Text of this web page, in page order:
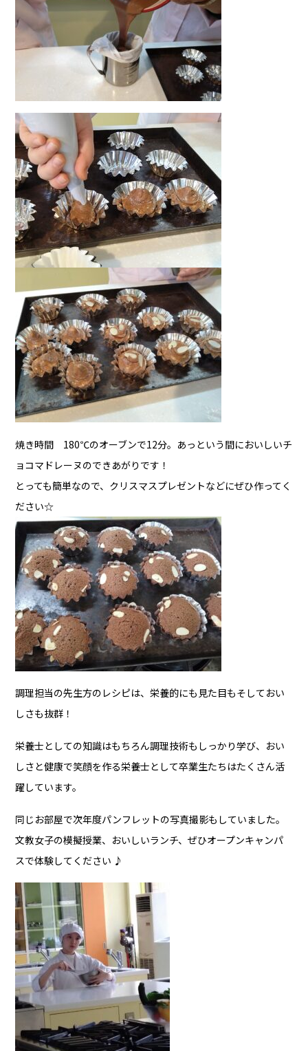
焼き時間 180℃のオーブンで12分。あっという間においしいチ
ョコマドレーヌのできあがりです！
とっても簡単なので、クリスマスプレゼントなどにぜひ作ってく
ださい☆
調理担当の先生方のレシピは、栄養的にも見た目もそしておい
しさも抜群！
栄養士としての知識はもちろん調理技術もしっかり学び、おい
しさと健康で笑顔を作る栄養士として卒業生たちはたくさん活
躍しています。
同じお部屋で次年度パンフレットの写真撮影もしていました。
文教女子の模擬授業、おいしいランチ、ぜひオープンキャンパ
スで体験してください ♪